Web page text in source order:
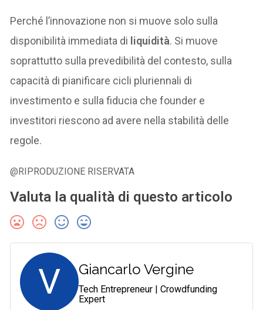
Perché l’innovazione non si muove solo sulla
disponibilità immediata di liquidità. Si muove
soprattutto sulla prevedibilità del contesto, sulla
capacità di pianificare cicli pluriennali di
investimento e sulla fiducia che founder e
investitori riescono ad avere nella stabilità delle
regole.
@RIPRODUZIONE RISERVATA
Valuta la qualità di questo articolo
V Giancarlo Vergine
Tech Entrepreneur | Crowdfunding
Expert